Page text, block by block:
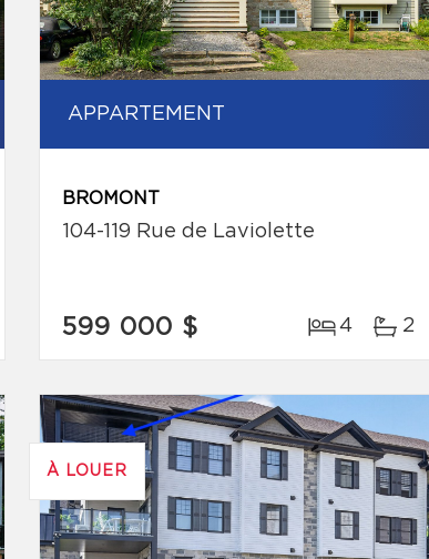
APPARTEMENT
BROMONT
104-119 Rue de Laviolette
599 000 $ 4 2
À LOUER